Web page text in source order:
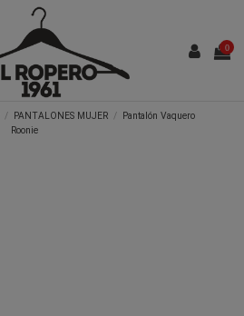
0
PANTALONES MUJER
Pantalón Vaquero
Roonie